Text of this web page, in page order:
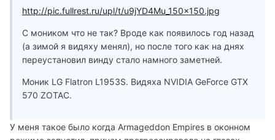
http://pic.fullrest.ru/upl/t/u9jYD4Mu_150x150.jpg
С моником что не так? Вроде как появилось год назад
(а зимой я видяху менял), но после того как на днях
переустановил винду стало намного заметней.
Моник LG Flatron L1953S. Видяха NVIDIA GeForce GTX
570 ZOTAC.
У меня такое было когда Armageddon Empires в оконном